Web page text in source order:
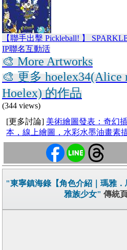
【聯手出擊 Pickleball! 】
IP聯名互動活
🎨 More Artworks
🎨 更多
Hoelex) 的作品
(344 views)
[更多討論] 美術繪圖發表：奇幻
本，線上繪圖，水彩水墨油畫素
"東寧鎮海錄【角色介紹｜瑪雅
雅族少女" 傳統